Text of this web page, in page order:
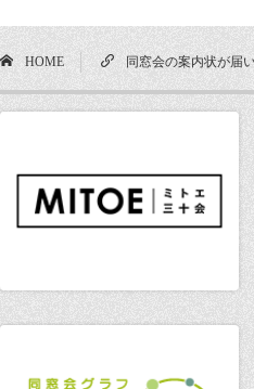
HOME 同窓会の案内状が届